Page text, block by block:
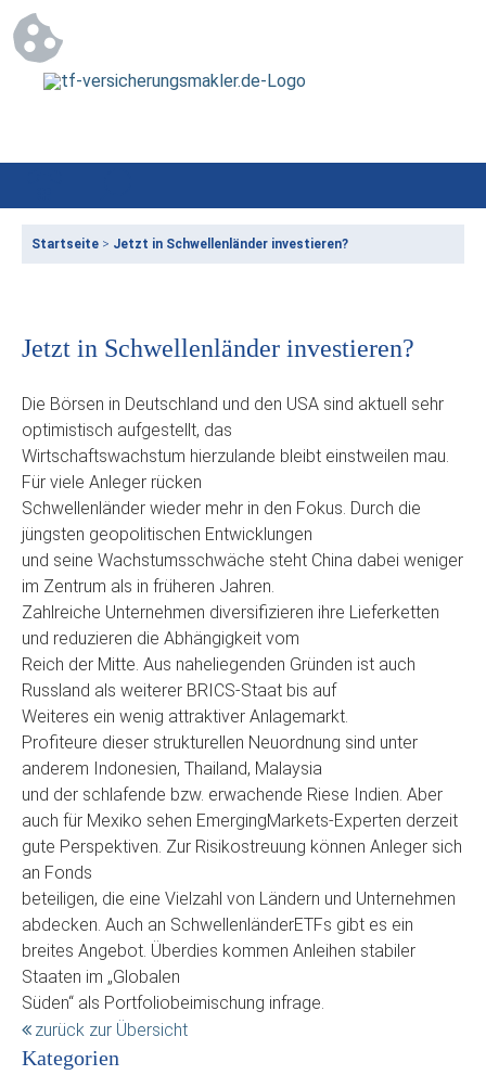
Startseite > Jetzt in Schwellenländer investieren?
Jetzt in Schwellenländer investieren?
Die Börsen in Deutschland und den USA sind aktuell sehr
optimistisch aufgestellt, das
Wirtschaftswachstum hierzulande bleibt einstweilen mau.
Für viele Anleger rücken
Schwellenländer wieder mehr in den Fokus. Durch die
jüngsten geopolitischen Entwicklungen
und seine Wachstumsschwäche steht China dabei weniger
im Zentrum als in früheren Jahren.
Zahlreiche Unternehmen diversifizieren ihre Lieferketten
und reduzieren die Abhängigkeit vom
Reich der Mitte. Aus naheliegenden Gründen ist auch
Russland als weiterer BRICS-Staat bis auf
Weiteres ein wenig attraktiver Anlagemarkt.
Profiteure dieser strukturellen Neuordnung sind unter
anderem Indonesien, Thailand, Malaysia
und der schlafende bzw. erwachende Riese Indien. Aber
auch für Mexiko sehen EmergingMarkets-Experten derzeit
gute Perspektiven. Zur Risikostreuung können Anleger sich
an Fonds
beteiligen, die eine Vielzahl von Ländern und Unternehmen
abdecken. Auch an SchwellenländerETFs gibt es ein
breites Angebot. Überdies kommen Anleihen stabiler
Staaten im „Globalen
Süden“ als Portfoliobeimischung infrage.
zurück zur Übersicht
Kategorien